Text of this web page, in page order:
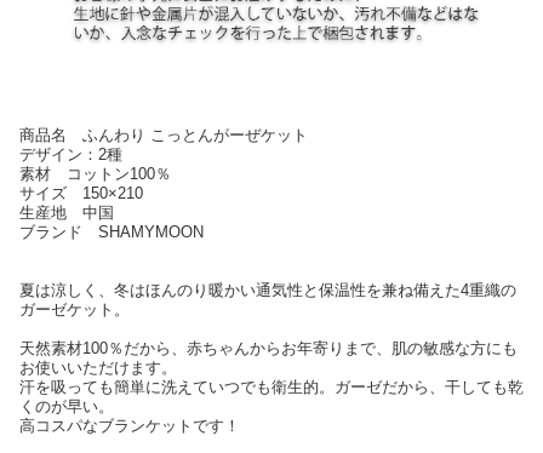
商品名 ふんわり こっとんがーぜケット
デザイン：2種
素材 コットン100％
サイズ 150×210
生産地 中国
ブランド SHAMYMOON
夏は涼しく、冬はほんのり暖かい通気性と保温性を兼ね備えた4重織の
ガーゼケット。
天然素材100％だから、赤ちゃんからお年寄りまで、肌の敏感な方にも
お使いいただけます。
汗を吸っても簡単に洗えていつでも衛生的。ガーゼだから、干しても乾
くのが早い。
高コスパなブランケットです！